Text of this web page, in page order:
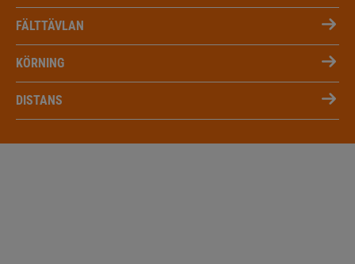
FÄLTTÄVLAN
KÖRNING
DISTANS